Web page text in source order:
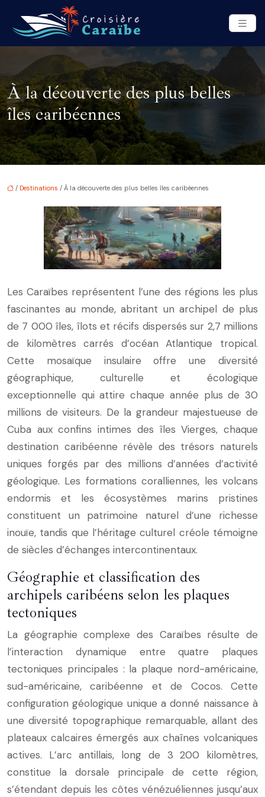
À la découverte des plus belles
îles caribéennes
/ Destinations / À la découverte des plus belles îles caribéennes
Les Caraïbes représentent l’une des régions les plus
fascinantes au monde, abritant un archipel de plus
de 7 000 îles, îlots et récifs dispersés sur 2,7 millions
de kilomètres carrés d’océan Atlantique tropical.
Cette mosaïque insulaire offre une diversité
géographique, culturelle et écologique
exceptionnelle qui attire chaque année plus de 30
millions de visiteurs. De la grandeur majestueuse de
Cuba aux confins intimes des îles Vierges, chaque
destination caribéenne révèle des trésors naturels
uniques forgés par des millions d’années d’activité
géologique. Les formations coralliennes, les volcans
endormis et les écosystèmes marins pristines
constituent un patrimoine naturel d’une richesse
inouïe, tandis que l’héritage culturel créole témoigne
de siècles d’échanges intercontinentaux.
Géographie et classification des
archipels caribéens selon les plaques
tectoniques
La géographie complexe des Caraïbes résulte de
l’interaction dynamique entre quatre plaques
tectoniques principales : la plaque nord-américaine,
sud-américaine, caribéenne et de Cocos. Cette
configuration géologique unique a donné naissance à
une diversité topographique remarquable, allant des
plateaux calcaires émergés aux chaînes volcaniques
actives. L’arc antillais, long de 3 200 kilomètres,
constitue la dorsale principale de cette région,
s’étendant depuis les côtes vénézuéliennes jusqu’aux